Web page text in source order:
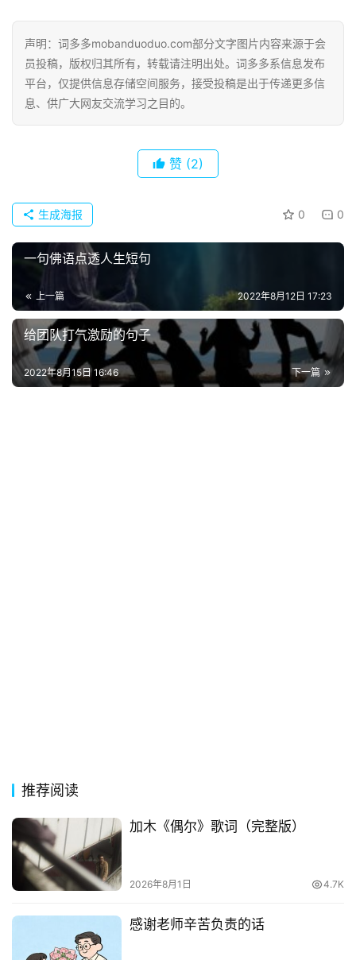
常
用
贺
词
词
电
台
词
其
他
登录 注册
声明：词多多mobanduoduo.com部分文字图片内容来源于会
员投稿，版权归其所有，转载请注明出处。词多多系信息发布
平台，仅提供信息存储空间服务，接受投稿是出于传递更多信
息、供广大网友交流学习之目的。
赞 (2)
0 0
生成海报
一句佛语点透人生短句
上一篇 2022年8月12日 17:23
给团队打气激励的句子
下一篇
2022年8月15日 16:46
推荐阅读
加木《偶尔》歌词（完整版）
2026年8月1日 4.7K
感谢老师辛苦负责的话